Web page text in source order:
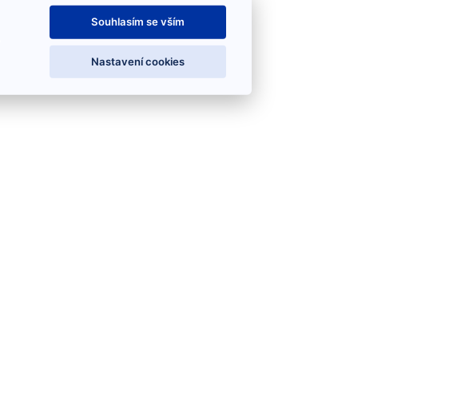
Souhlasím se vším
Nastavení cookies